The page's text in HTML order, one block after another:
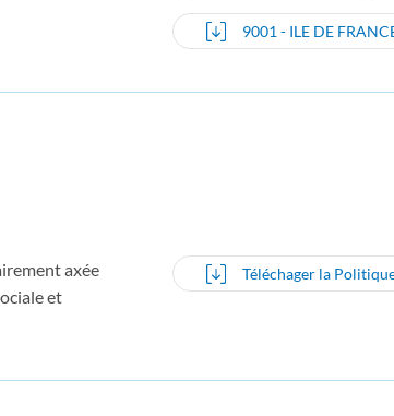
9001 - ILE DE
axée
et
Téléchager la